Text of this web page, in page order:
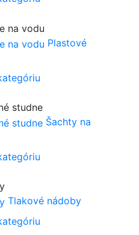
Plastové
Šachty na
Tlakové nádoby